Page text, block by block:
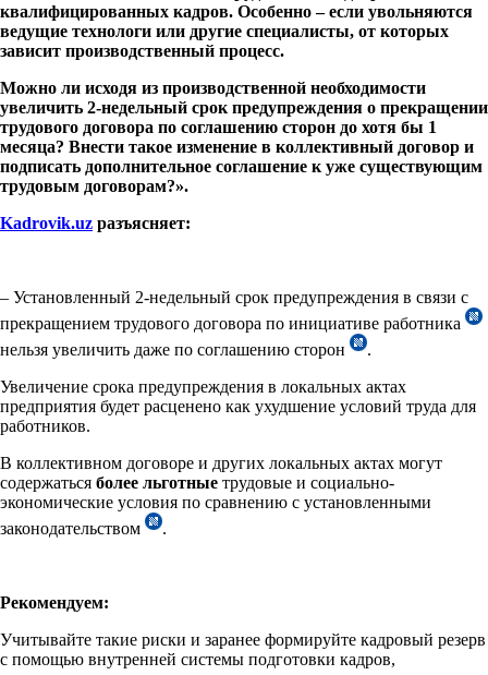
квалифицированных кадров. Особенно – если увольняются
ведущие технологи или другие специалисты, от которых
зависит производственный процесс.
Можно ли исходя из производственной необходимости
увеличить 2-недельный срок предупреждения о прекращении
трудового договора по соглашению сторон до хотя бы 1
месяца? Внести такое изменение в коллективный договор и
подписать дополнительное соглашение к уже существующим
трудовым договорам?».
Kadrovik.uz разъясняет:
– Установленный 2-недельный срок предупреждения в связи с
прекращением трудового договора по инициативе работника
нельзя увеличить даже по соглашению сторон
.
Увеличение срока предупреждения в локальных актах
предприятия будет расценено как ухудшение условий труда для
работников.
В коллективном договоре и других локальных актах могут
содержаться более льготные трудовые и социально-
экономические условия по сравнению с установленными
законодательством
.
Рекомендуем:
Учитывайте такие риски и заранее формируйте кадровый резерв
с помощью внутренней системы подготовки кадров,